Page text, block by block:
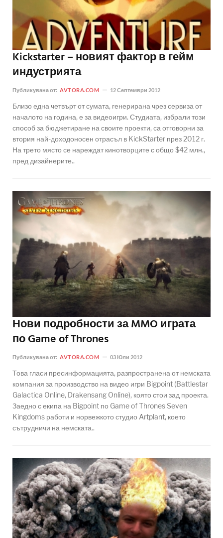
Kickstarter – новият фактор в гейм
индустрията
Публикувана от: AVTORA.COM 12 Септември 2012
Близо една четвърт от сумата, генерирана чрез сервиза от
началото на година, е за видеоигри. Студиата, избрали този
способ за бюджетиране на своите проекти, са отговорни за
втория най-доходоносен отрасъл в KickStarter през 2012 г.
На трето място се нареждат кинотворците с общо $42 млн.,
пред дизайнерите..
Нови подробности за MMO играта
по Game of Thrones
Публикувана от: AVTORA.COM 03 Юли 2012
Това гласи пресинформацията, разпространена от немската
компания за производство на видео игри Bigpoint (Battlestar
Galactica Online, Drakensang Online), която стои зад проекта.
Заедно с екипа на Bigpoint по Game of Thrones Seven
Kingdoms работи и норвежкото студио Artplant, което
сътрудничи на немската..